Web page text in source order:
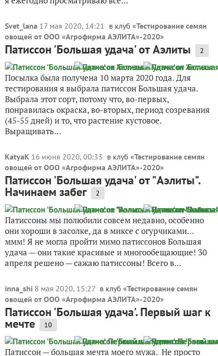
Svet_lana 17 мая 2020, 14:21 в клуб «Тестирование семян
овощей от ООО «Агрофирма АЭЛИТА»-2020»
Патиссон 'Большая удача' от Аэлиты 2
Посылка была получена 10 марта 2020 года. Для
тестирования я выбрала патиссон Большая удача.
Выбрала этот сорт, потому что, во-первых,
понравилась окраска, во-вторых, период созревания
(45-55 дней) и то, что растение кустовое.
Выращивать...
KatyaK 16 июня 2020, 00:33 в клуб «Тестирование семян
овощей от ООО «Агрофирма АЭЛИТА»-2020»
Патиссон 'Большая удача' от "Аэлиты".
Начинаем забег 2
Патиссоны мы полюбили совсем недавно, особенно
они хороши в засолке, да в миксе с огурчиками…
ммм! Я не могла пройти мимо патиссонов Большая
удача — они такие красивые и многообещающие! 30
апреля решено — сажаю патиссоны! Всего в...
inna_shi 8 мая 2020, 15:27 в клуб «Тестирование семян
овощей от ООО «Агрофирма АЭЛИТА»-2020»
Патиссон 'Большая удача'. Первый шаг к
мечте 10
Патиссон — большая мечта моего мужа. Не просто